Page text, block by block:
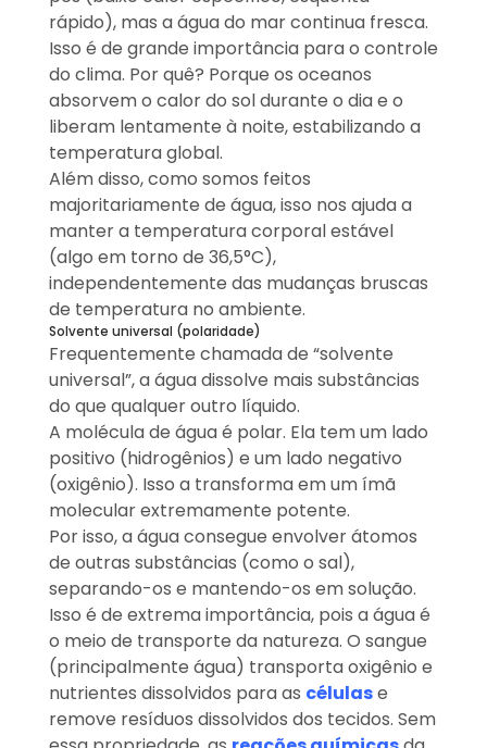
rápido), mas a água do mar continua fresca.
Isso é de grande importância para o controle
do clima. Por quê? Porque os oceanos
absorvem o calor do sol durante o dia e o
liberam lentamente à noite, estabilizando a
temperatura global.
Além disso, como somos feitos
majoritariamente de água, isso nos ajuda a
manter a temperatura corporal estável
(algo em torno de 36,5°C),
independentemente das mudanças bruscas
de temperatura no ambiente.
Solvente universal (polaridade)
Frequentemente chamada de “solvente
universal”, a água dissolve mais substâncias
do que qualquer outro líquido.
A molécula de água é polar. Ela tem um lado
positivo (hidrogênios) e um lado negativo
(oxigênio). Isso a transforma em um ímã
molecular extremamente potente.
Por isso, a água consegue envolver átomos
de outras substâncias (como o sal),
separando-os e mantendo-os em solução.
Isso é de extrema importância, pois a água é
o meio de transporte da natureza. O sangue
(principalmente água) transporta oxigênio e
nutrientes dissolvidos para as célulase
remove resíduos dissolvidos dos tecidos. Sem